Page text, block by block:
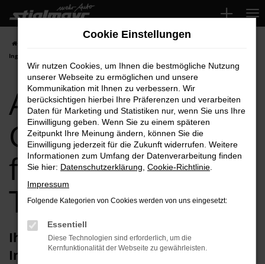
Zum
Hauptinhalt
springen
Ingolstadt Top-Angebote
Audi A5
Gebrauchtwagen
für Ingolstadt
Top-Angebote
Ihren Audi A5 Gebrauchtwagen für
Ingolstadt erhalten Sie im Autohaus
Cookie Einstellungen
Wir nutzen Cookies, um Ihnen die bestmögliche Nutzung
unserer Webseite zu ermöglichen und unsere
Kommunikation mit Ihnen zu verbessern. Wir
berücksichtigen hierbei Ihre Präferenzen und verarbeiten
Daten für Marketing und Statistiken nur, wenn Sie uns Ihre
Einwilligung geben. Wenn Sie zu einem späteren
Zeitpunkt Ihre Meinung ändern, können Sie die
Einwilligung jederzeit für die Zukunft widerrufen. Weitere
Informationen zum Umfang der Datenverarbeitung finden
Sie hier: Datenschutzerklärung Cookie-Richtlinie
Impressum
Folgende Kategorien von Cookies werden von uns eingesetzt:
Essentiell
Diese Technologien sind erforderlich, um die
Kernfunktionalität der Webseite zu gewährleisten.